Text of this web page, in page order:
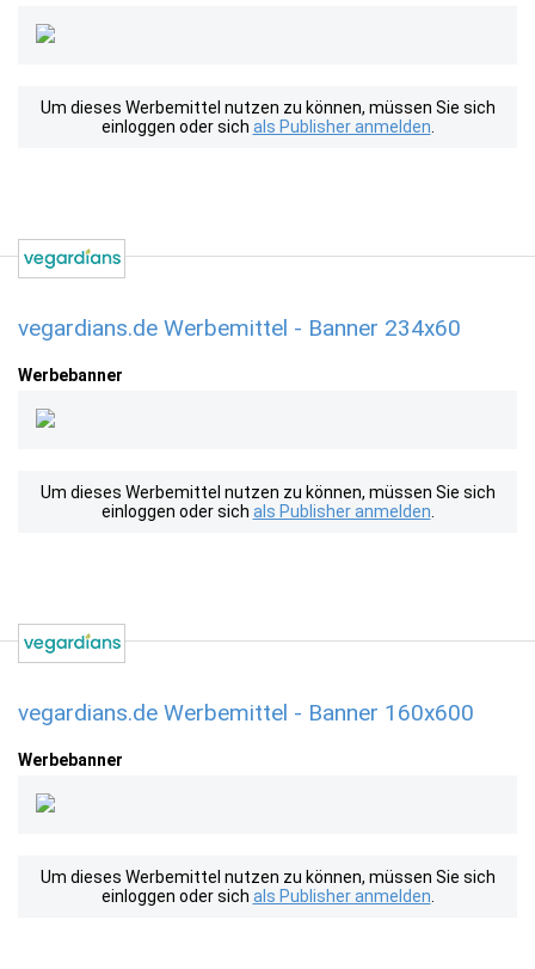
Um dieses Werbemittel nutzen zu können, müssen Sie sich
einloggen oder sich als Publisher anmelden
vegardians.de Werbemittel - Banner 234x60
Werbebanner
Um dieses Werbemittel nutzen zu können, müssen Sie sich
einloggen oder sich als Publisher anmelden
vegardians.de Werbemittel - Banner 160x600
Werbebanner
Um dieses Werbemittel nutzen zu können, müssen Sie sich
einloggen oder sich als Publisher anmelden